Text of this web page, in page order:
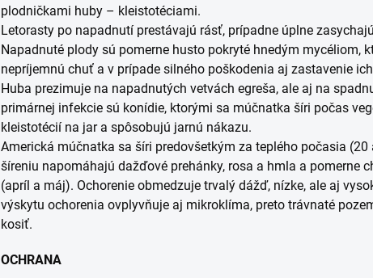
plodničkami huby – kleistotéciami.
Letorasty po napadnutí prestávajú rásť, prípadne úplne
Napadnuté plody sú pomerne husto pokryté hnedým mycéliom,
nepríjemnú chuť a v prípade silného poškodenia aj zastavenie
Huba prezimuje na napadnutých vetvách egreša, ale aj na
primárnej infekcie sú konídie, ktorými sa múčnatka šíri počas
kleistotécií na jar a spôsobujú jarnú nákazu.
Americká múčnatka sa šíri predovšetkým za teplého počasia
šíreniu napomáhajú dažďové prehánky, rosa a hmla a pomerne
(apríl a máj). Ochorenie obmedzuje trvalý dážď, nízke, ale aj
výskytu ochorenia ovplyvňuje aj mikroklíma, preto trávnaté
kosiť.
OCHRANA